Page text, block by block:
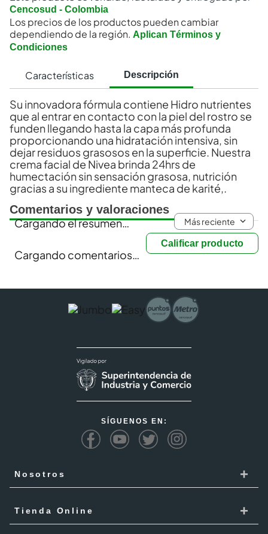
Cencosud - Colombia
Los precios de los productos pueden cambiar
dependiendo de la región. Aplican Términos y
Condiciones
Características Descripción
Su innovadora fórmula contiene Hidro nutrientes
que al entrar en contacto con la piel del rostro se
funden llegando hasta la capa más profunda
proporcionando una hidratación intensiva, sin
dejar residuos grasosos en la superficie. Nuestra
crema facial de Nivea brinda 24hrs de
humectación sin sensación grasosa, nutrición
gracias a su ingrediente manteca de karité,.
Comentarios y valoraciones
Calificar producto
Cargando el resumen… Más reciente
Cargando comentarios…
SÍGUENOS EN:
Nosotros +
Responsabilidad Social
Tienda Online +